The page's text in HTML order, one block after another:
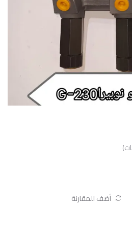
أضف للمقارنة